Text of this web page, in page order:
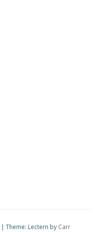
| Theme: Lectern by Carr